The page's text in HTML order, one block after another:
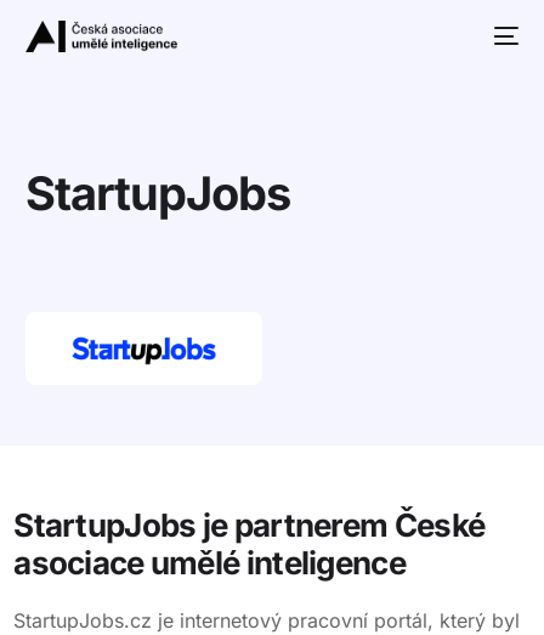
StartupJobs
StartupJobs je partnerem České
asociace umělé inteligence
StartupJobs.cz je internetový pracovní portál, který byl